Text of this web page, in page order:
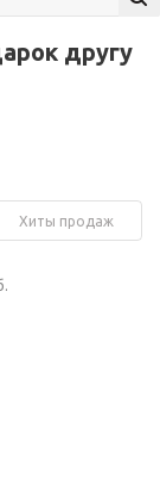
другу
Хиты продаж